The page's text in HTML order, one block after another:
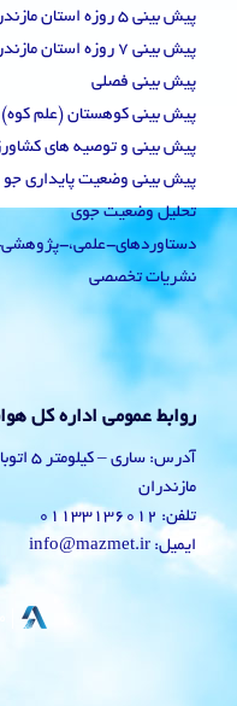
پیش بینی 5 روزه استان مازندران با کمینه و بیشینه دما
پیش بینی 7 روزه استان مازندران
پیش بینی فصلی
پیش بینی کوهستان (علم کوه)
پیش بینی و توصیه های
پیش بینی وضعیت پایداری جو
تحلیل وضعیت جوی
دستاوردهای-علمی،-
نشریات تخصصی
روابط عمومی اداره کل
آدرس:
مازندران
تلفن: 01133136012
ایمیل: info@mazmet.ir